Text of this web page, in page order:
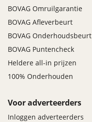
BOVAG Omruilgarantie
BOVAG Afleverbeurt
BOVAG Onderhoudsbeurt
BOVAG Puntencheck
Heldere all-in prijzen
100% Onderhouden
Voor adverteerders
Inloggen adverteerders